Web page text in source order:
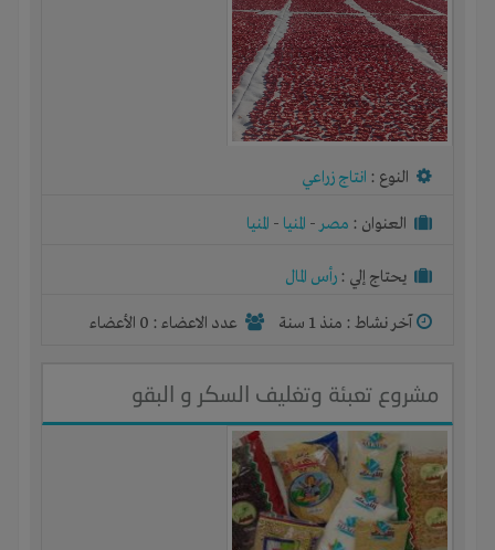
النوع : انتاج زراعي
العنوان : مصر- المنيا - المنيا
يحتاج إلي : رأس المال
آخر نشاط : منذ 1 سنة عدد الاعضاء : 0 الأعضاء
مشروع تعبئة وتغليف السكر و البقو